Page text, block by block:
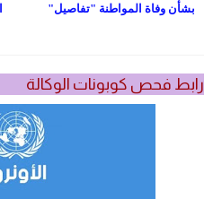
بشأن وفاة المواطنة "تفاصيل"
رابط فحص كوبونات الوكالة